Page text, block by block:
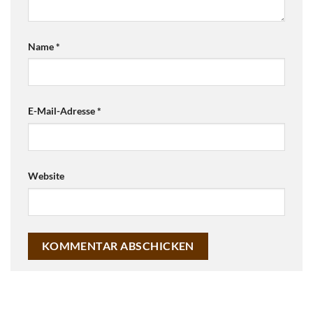
Name*
E-Mail-Adresse*
Website